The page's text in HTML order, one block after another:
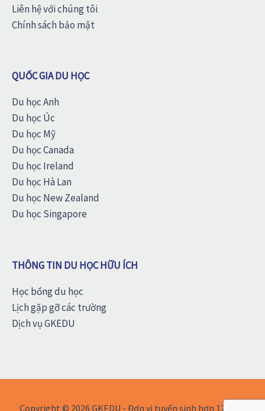
Liên hệ với chúng tôi
Chính sách bảo mật
QUỐC GIA DU HỌC
Du học Anh
Du học Úc
Du học Mỹ
Du học Canada
Du học Ireland
Du học Hà Lan
Du học New Zealand
Du học Singapore
THÔNG TIN DU HỌC HỮU ÍCH
Học bổng du học
Lịch gặp gỡ các trường
Dịch vụ GKEDU
Copyright © 2026 GKEDU - Đơn vị tuyển sinh hơn 12 năm